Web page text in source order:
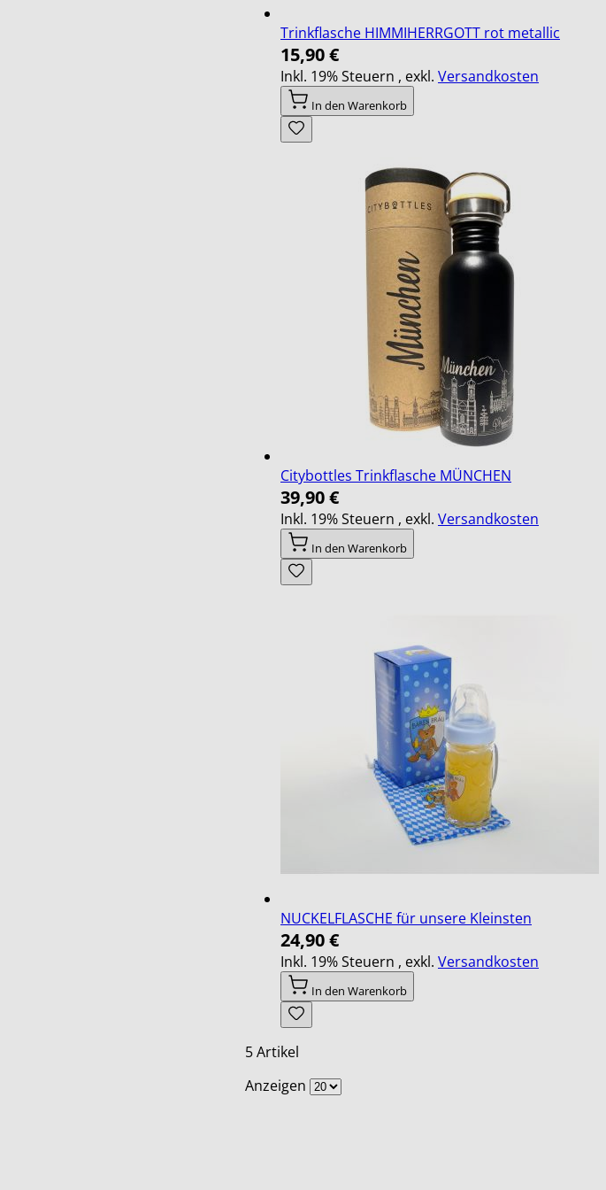
Trinkflasche HIMMIHERRGOTT rot metallic
15,90 €
Inkl. 19% Steuern , exkl. Versandkosten
In den Warenkorb
Citybottles Trinkflasche MÜNCHEN
39,90 €
Inkl. 19% Steuern , exkl. Versandkosten
In den Warenkorb
NUCKELFLASCHE für unsere Kleinsten
24,90 €
Inkl. 19% Steuern , exkl. Versandkosten
In den Warenkorb
5Artikel
Anzeigen